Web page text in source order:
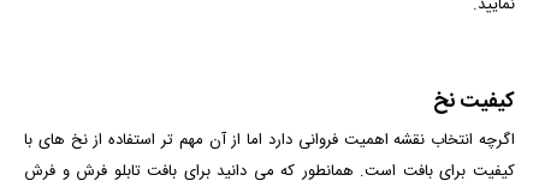
کیفیت نخ
اگرچه انتخاب نقشه اهمیت فروانی دارد اما از آن مهم تر استفاده از نخ های با
کیفیت برای بافت است. همانطور که می دانید برای بافت تابلو فرش و فرش